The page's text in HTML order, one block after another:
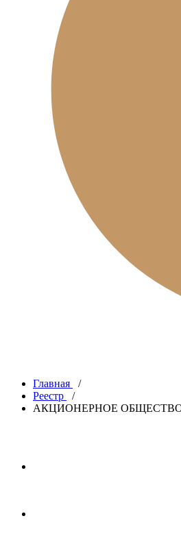
Главная
/
Реестр
/
АКЦИОНЕРНОЕ